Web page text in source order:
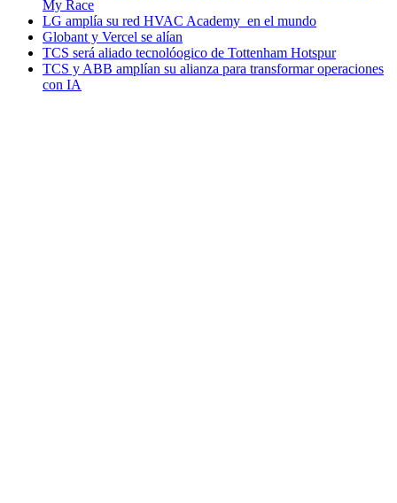
My Race
LG amplía su red HVAC Academy en el mundo
Globant y Vercel se alían
TCS será aliado tecnolóogico de Tottenham Hotspur
TCS y ABB amplían su alianza para transformar operaciones
con IA